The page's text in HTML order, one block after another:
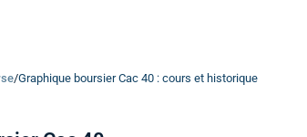
/Graphique boursier Cac 40 : cours et historique